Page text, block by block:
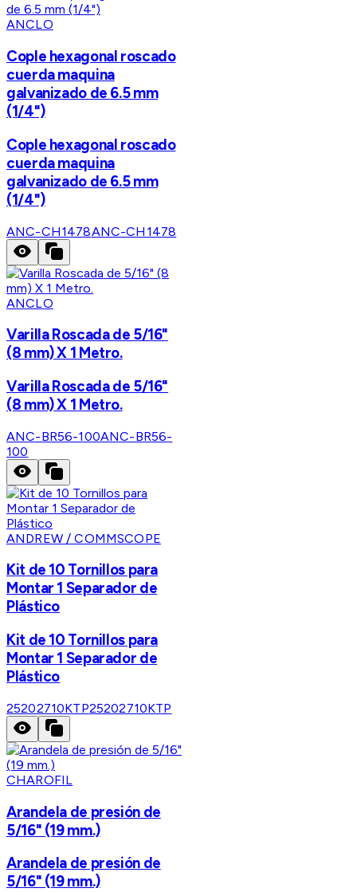
ANCLO
Cople hexagonal roscado
cuerda maquina
galvanizado de 6.5 mm
(1/4")
Cople hexagonal roscado
cuerda maquina
galvanizado de 6.5 mm
(1/4")
ANC-CH1478ANC-CH1478
ANCLO
Varilla Roscada de 5/16"
(8 mm) X 1 Metro.
Varilla Roscada de 5/16"
(8 mm) X 1 Metro.
ANC-BR56-100ANC-BR56-
100
ANDREW / COMMSCOPE
Kit de 10 Tornillos para
Montar 1 Separador de
Plástico
Kit de 10 Tornillos para
Montar 1 Separador de
Plástico
25202710KTP25202710KTP
CHAROFIL
Arandela de presión de
5/16" (19 mm.)
Arandela de presión de
5/16" (19 mm.)